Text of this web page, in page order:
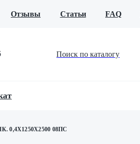
Отзывы Статьи FAQ
Поискпо каталогу
0,4Х1250Х2500 08ПС